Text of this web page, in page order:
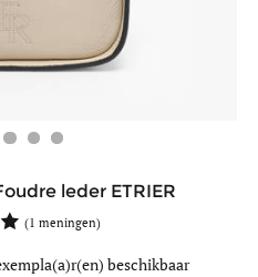
leder ETRIER
(1 meningen)
beschikbaar